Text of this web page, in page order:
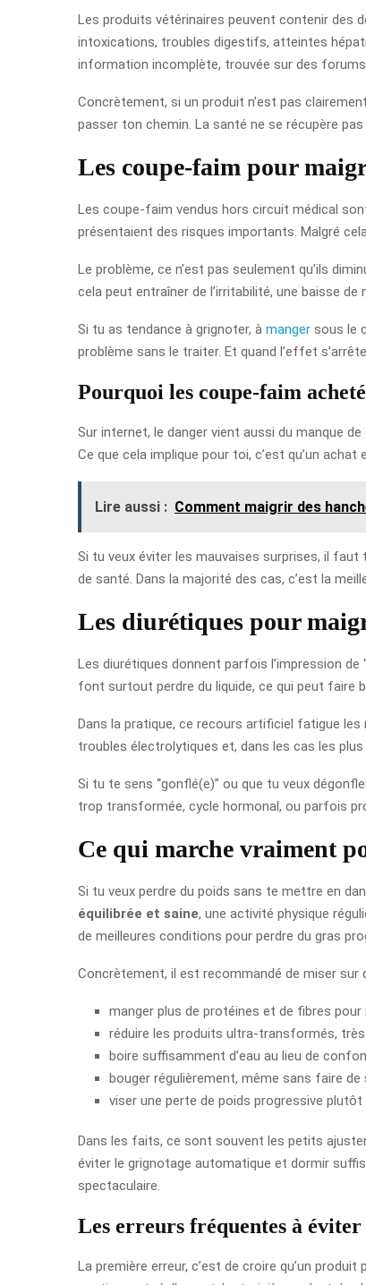
Les produits vétérinaires peuvent contenir des
intoxications, troubles digestifs, atteintes
information incomplète, trouvée sur des
Concrètement, si un produit n’est pas
passer ton chemin. La santé ne se récupère
Les coupe-faim pour
Les coupe-faim vendus hors circuit médical
présentaient des risques importants. Malgré
Le problème, ce n’est pas seulement qu’ils
cela peut entraîner de l’irritabilité, une baisse
Si tu as tendance à grignoter, à manger sous le
problème sans le traiter. Et quand l’effet
Pourquoi les coupe-faim
Sur internet, le danger vient aussi du manque
Ce que cela implique pour toi, c’est qu’un achat
Lire aussi : Comment maigrir des
Si tu veux éviter les mauvaises surprises, il faut
de santé. Dans la majorité des cas, c’est la
Les diurétiques pour
Les diurétiques donnent parfois l’impression de
font surtout perdre du liquide, ce qui peut faire
Dans la pratique, ce recours artificiel fatigue
troubles électrolytiques et, dans les cas les plus
Si tu te sens “gonflé(e)” ou que tu veux
trop transformée, cycle hormonal, ou parfois
Ce qui marche vraiment
Si tu veux perdre du poids sans te mettre en
équilibrée et saine, une activité physique
de meilleures conditions pour perdre du gras
Concrètement, il est recommandé de miser sur
manger plus de protéines et de fibres
réduire les produits ultra-transformés,
boire suffisamment d’eau au lieu de
bouger régulièrement, même sans faire
viser une perte de poids progressive plutôt
Dans les faits, ce sont souvent les petits
éviter le grignotage automatique et dormir
spectaculaire.
Les erreurs fréquentes à éviter
La première erreur, c’est de croire qu’un